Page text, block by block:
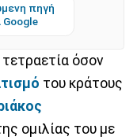
πηγή
όσον
του κράτους
ομιλίας του με